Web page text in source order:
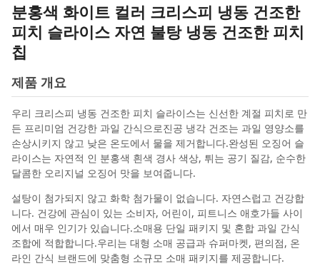
분홍색 화이트 컬러 크리스피 냉동 건조한
피치 슬라이스 자연 불탕 냉동 건조한 피치
칩
제품 개요
우리 크리스피 냉동 건조한 피치 슬라이스는 신선한 계절 피치로 만
든 프리미엄 건강한 과일 간식으로진공 냉각 건조는 과일 영양소를
손상시키지 않고 낮은 온도에서 물을 제거합니다.완성된 오징어 슬
라이스는 자연적 인 분홍색 흰색 경사 색상, 튀는 공기 질감, 순수한
달콤한 오리지널 오징어 맛을 보여줍니다.
설탕이 첨가되지 않고 화학 첨가물이 없습니다. 자연스럽고 건강합
니다. 건강에 관심이 있는 소비자, 어린이, 피트니스 애호가들 사이
에서 매우 인기가 있습니다.소매용 단일 패키지 및 혼합 과일 간식
조합에 적합합니다.우리는 대형 소매 공급과 슈퍼마켓, 편의점, 온
라인 간식 브랜드에 맞춤형 소규모 소매 패키지를 제공합니다.